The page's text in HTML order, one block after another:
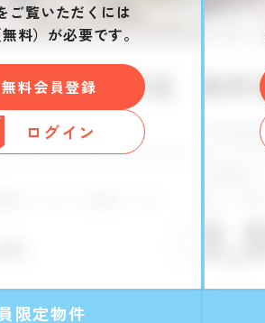
ご覧いただくには
料）が必要です。
無料会員登録
ログイン
限定物件